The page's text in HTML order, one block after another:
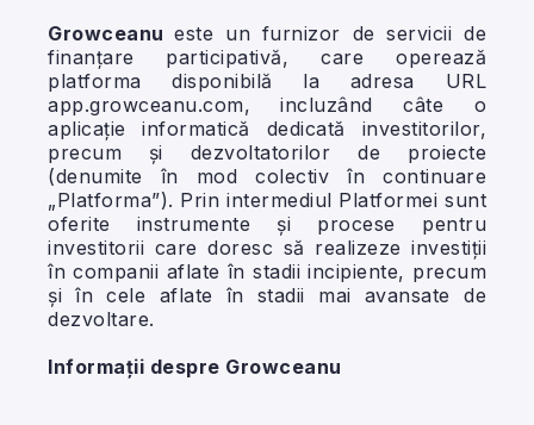
Growceanueste un furnizor de servicii de
finanțare participativă, care operează
platforma disponibilă la adresa URL
app.growceanu.com, incluzând câte o
aplicație informatică dedicată investitorilor,
precum și dezvoltatorilor de proiecte
(denumite în mod colectiv în continuare
„Platforma”). Prin intermediul Platformei sunt
oferite instrumente și procese pentru
investitorii care doresc să realizeze investiții
în companii aflate în stadii incipiente, precum
și în cele aflate în stadii mai avansate de
dezvoltare.
Informații despre Growceanu